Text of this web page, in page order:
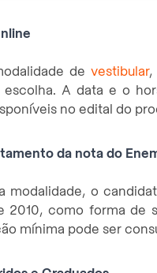
de vestibular,
escolha. A data e o
no edital do
da nota do
modalidade, o
2010, como forma de
mínima pode ser